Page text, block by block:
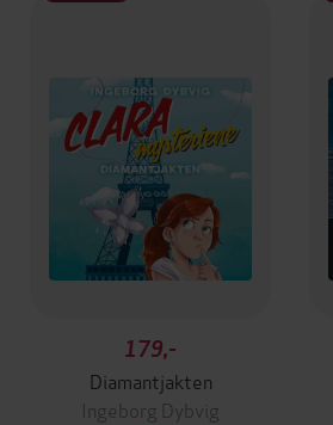
179,-
Diamantjakten
Ingeborg Dybvig